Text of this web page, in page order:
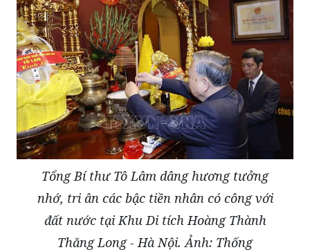
Tổng Bí thư Tô Lâm dâng hương tưởng
nhớ, tri ân các bậc tiền nhân có công với
đất nước tại Khu Di tích Hoàng Thành
Thăng Long - Hà Nội. Ảnh: Thống